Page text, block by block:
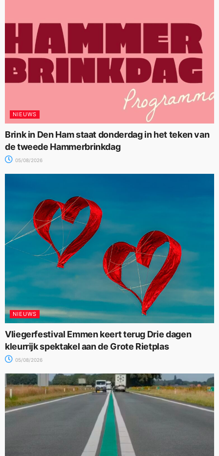
NIEUWS
Brink in Den Ham staat donderdag in het teken van
de tweede Hammerbrinkdag
05/08/2026
NIEUWS
Vliegerfestival Emmen keert terug Drie dagen
kleurrijk spektakel aan de Grote Rietplas
05/08/2026